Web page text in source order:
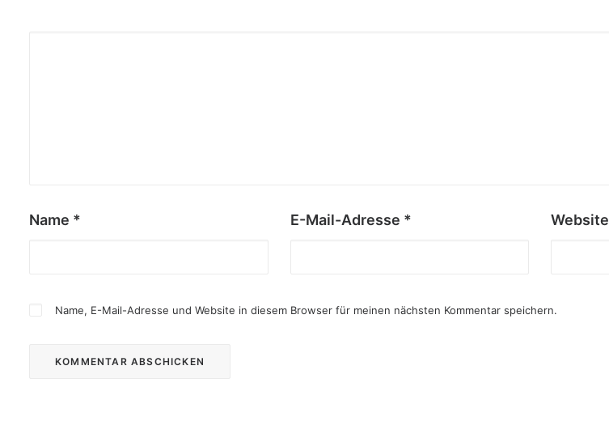
Name * E-Mail-Adresse * Website
Name, E-Mail-Adresse und Website in diesem Browser für meinen nächsten Kommentar speichern.